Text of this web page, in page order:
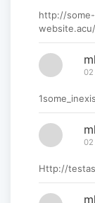
http://
02
02
Http://